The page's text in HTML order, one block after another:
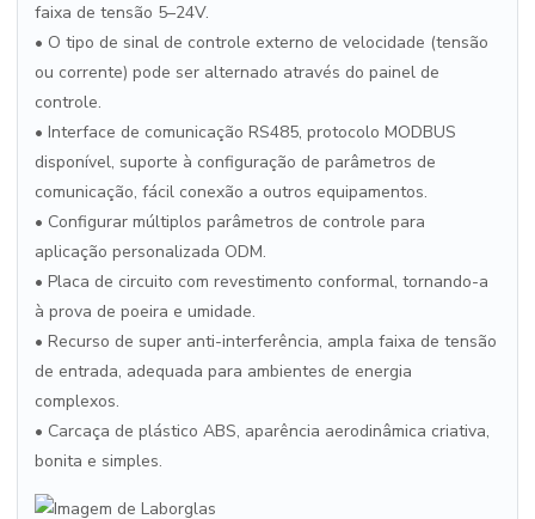
faixa de tensão 5–24V.
• O tipo de sinal de controle externo de velocidade (tensão
ou corrente) pode ser alternado através do painel de
controle.
• Interface de comunicação RS485, protocolo MODBUS
disponível, suporte à configuração de parâmetros de
comunicação, fácil conexão a outros equipamentos.
• Configurar múltiplos parâmetros de controle para
aplicação personalizada ODM.
• Placa de circuito com revestimento conformal, tornando-a
à prova de poeira e umidade.
• Recurso de super anti-interferência, ampla faixa de tensão
de entrada, adequada para ambientes de energia
complexos.
• Carcaça de plástico ABS, aparência aerodinâmica criativa,
bonita e simples.